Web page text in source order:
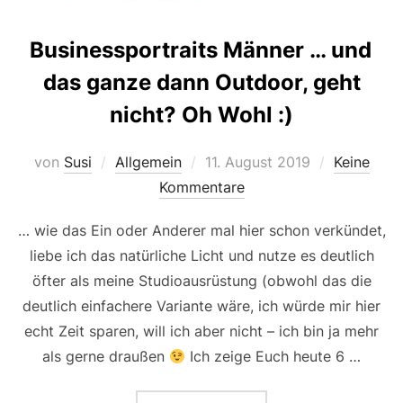
Businessportraits Männer … und
das ganze dann Outdoor, geht
nicht? Oh Wohl :)
von Susi Allgemein
Veröffentlicht
am
11. August 2019
Keine
Kommentare
… wie das Ein oder Anderer mal hier schon verkündet,
liebe ich das natürliche Licht und nutze es deutlich
öfter als meine Studioausrüstung (obwohl das die
deutlich einfachere Variante wäre, ich würde mir hier
echt Zeit sparen, will ich aber nicht – ich bin ja mehr
als gerne draußen
Ich zeige Euch heute 6 …